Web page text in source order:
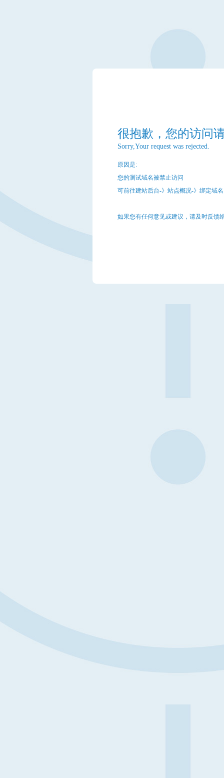
很抱歉，您的访问
Sorry,Your request was rejected.
原因是:
您的测试域名被禁止访问
可前往建站后台-》站点概况-》绑定域
如果您有任何意见或建议，请及时反馈